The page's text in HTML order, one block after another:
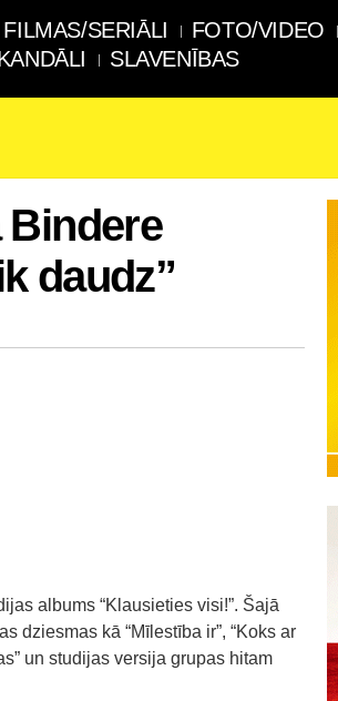
FILMAS/SERIĀLI FOTO/VIDEO
SLAVENĪBAS
Bindere
daudz”
albums “Klausieties visi!”. Šajā
dziesmas kā “Mīlestība ir”, “Koks ar
un studijas versija grupas hitam